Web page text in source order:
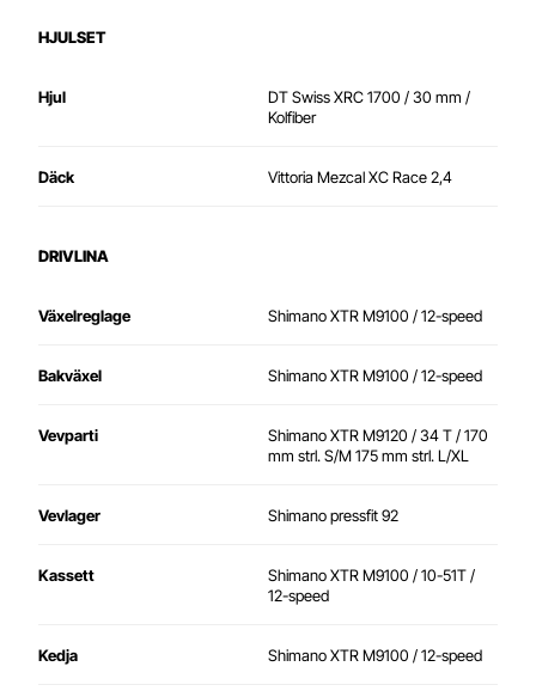
HJULSET
Hjul
DT Swiss XRC 1700 / 30 mm /
Kolfiber
Däck Vittoria Mezcal XC Race2,4
DRIVLINA
Växelreglage Shimano XTR M9100 / 12-speed
Bakväxel Shimano XTR M9100 / 12-speed
Vevparti
Shimano XTR M9120 / 34 T / 170
mm strl. S/M 175 mm strl. L/XL
Vevlager Shimano pressfit 92
Kassett
Shimano XTR M9100 / 10-51T /
12-speed
Kedja Shimano XTR M9100 / 12-speed